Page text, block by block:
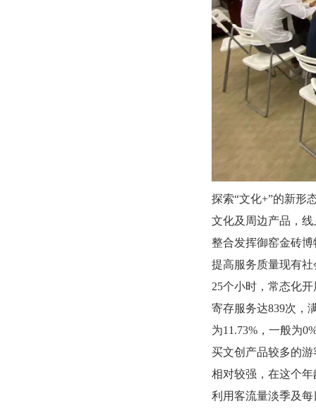
探索“文化+”的新形
文化及周边产品，
整合发挥御窑金砖
提高服务质量现有
25个小时，常态化
寄存服务达839次，
为11.73%，一般为
买文创产品较多的
相对较强，在这个
利用客流量淡季及